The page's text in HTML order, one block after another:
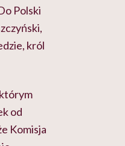
Polski
król
od
Komisja